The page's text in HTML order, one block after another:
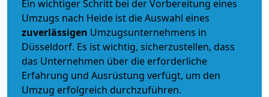
Ein wichtiger Schritt bei der Vorbereitung eines
Umzugs nach Heide ist die Auswahl eines
zuverlässigen Umzugsunternehmens in
Düsseldorf. Es ist wichtig, sicherzustellen, dass
das Unternehmen über die erforderliche
Erfahrung und Ausrüstung verfügt, um den
Umzug erfolgreich durchzuführen.